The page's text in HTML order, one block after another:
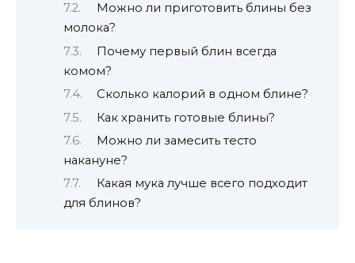
Можно ли приготовить блины без
молока?
Почему первый блин всегда
комом?
Сколько калорий в одном блине?
Как хранить готовые блины?
Можно ли замесить тесто
накануне?
Какая мука лучше всего подходит
для блинов?